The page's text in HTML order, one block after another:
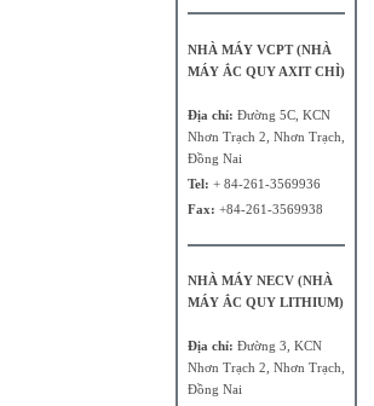
NHÀ MÁY VCPT (NHÀ
MÁY ẮC QUY AXIT CHÌ)
Địa chỉ: Đường 5C, KCN
Nhơn Trạch 2, Nhơn Trạch,
Đồng Nai
Tel: + 84-261-3569936
Fax: +84-261-3569938
NHÀ MÁY NECV (NHÀ
MÁY ẮC QUY LITHIUM)
Địa chỉ: Đường 3, KCN
Nhơn Trạch 2, Nhơn Trạch,
Đồng Nai